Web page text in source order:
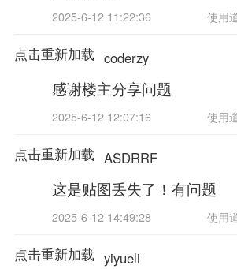
2025-6-12 11:22:36 使用
点击重新加载 coderzy
感谢楼主分享问题
2025-6-12 12:07:16 使用
点击重新加载 ASDRRF
这是贴图丢失了！有问题
2025-6-12 14:49:28 使用
点击重新加载 yiyueli